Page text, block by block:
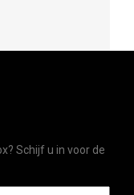
Schijf u in voor de